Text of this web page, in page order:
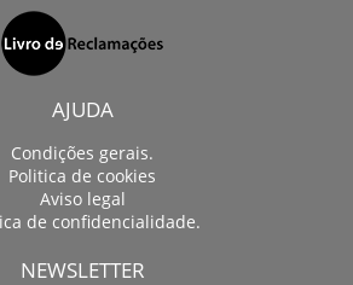
AJUDA
Condições gerais.
Politica de cookies
Aviso legal
de confidencialidade.
NEWSLETTER